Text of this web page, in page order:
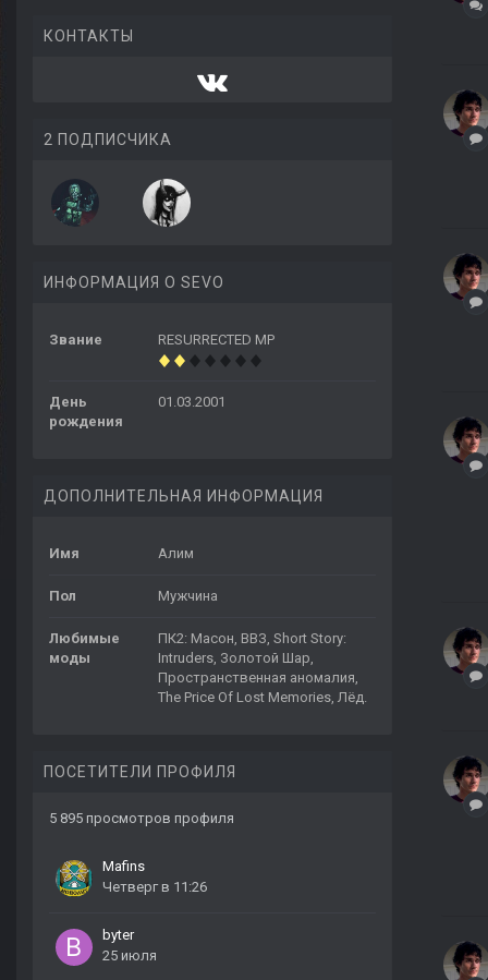
КОНТАКТЫ
2 ПОДПИСЧИКА
ИНФОРМАЦИЯ О SEVO
Звание RESURRECTED MP
День
рождения
01.03.2001
ДОПОЛНИТЕЛЬНАЯ ИНФОРМАЦИЯ
Имя Алим
Пол Мужчина
Любимые
моды
ПК2: Масон, ВВЗ, Short Story:
Intruders, Золотой Шар,
Пространственная аномалия,
The Price Of Lost Memories, Лёд.
ПОСЕТИТЕЛИ ПРОФИЛЯ
5 895 просмотров профиля
Mafins
Четверг в 11:26
byter
25 июля